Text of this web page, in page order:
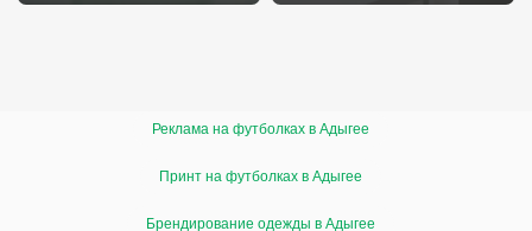
Реклама на футболках в Адыгее
Принт на футболках в Адыгее
Брендирование одежды в Адыгее